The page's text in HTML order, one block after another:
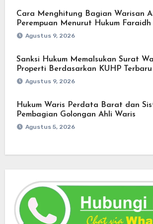
Cara Menghitung Bagian Warisan
Perempuan Menurut Hukum Faraidh
Agustus 9, 2026
Sanksi Hukum Memalsukan Surat
Properti Berdasarkan KUHP Terbaru
Agustus 9, 2026
Hukum Waris Perdata Barat dan
Pembagian Golongan Ahli Waris
Agustus 5, 2026